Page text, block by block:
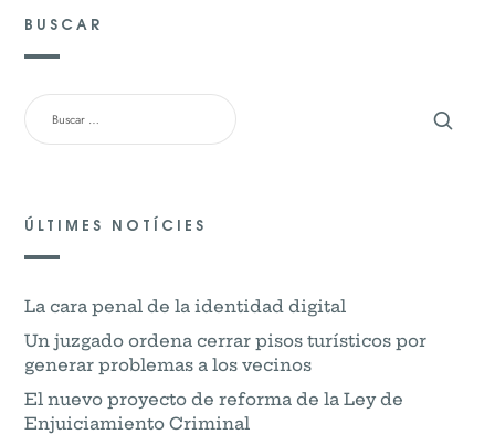
BUSCAR
ÚLTIMES NOTÍCIES
La cara penal de la identidad digital
Un juzgado ordena cerrar pisos turísticos por
generar problemas a los vecinos
El nuevo proyecto de reforma de la Ley de
Enjuiciamiento Criminal